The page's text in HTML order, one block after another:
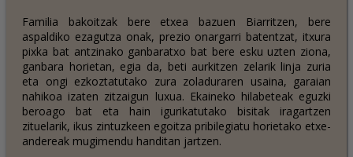
Familia bakoitzak bere etxea bazuen Biarritzen, bere
aspaldiko ezagutza onak, prezio onargarri batentzat, itxura
pixka bat antzinako ganbaratxo bat bere esku uzten ziona,
ganbara horietan, egia da, beti aurkitzen zelarik linja zuria
eta ongi ezkoztatutako zura zoladuraren usaina, garaian
nahikoa izaten zitzaigun luxua. Ekaineko hilabeteak eguzki
beroago bat eta hain igurikatutako bisitak iragartzen
zituelarik, ikus zintuzkeen egoitza pribilegiatu horietako etxe-
andereak mugimendu handitan jartzen.